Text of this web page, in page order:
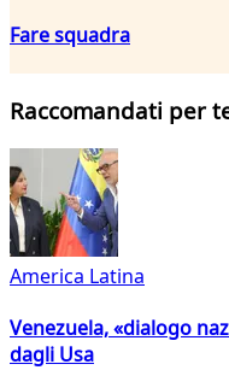
Fare squadra
Raccomandati per
America Latina
Venezuela, «dialogo
dagli Usa